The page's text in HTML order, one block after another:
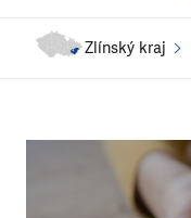
Zlínský kraj